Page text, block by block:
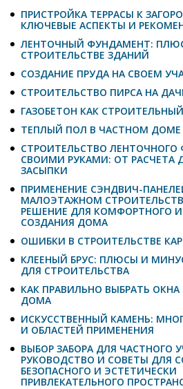
ПРИСТРОЙКА ТЕРРАСЫ К
КЛЮЧЕВЫЕ АСПЕКТЫ И
ЛЕНТОЧНЫЙ ФУНДАМЕНТ:
СТРОИТЕЛЬСТВЕ ЗДАНИЙ
СОЗДАНИЕ ПРУДА НА СВОЕМ
СТРОИТЕЛЬСТВО ПИРСА НА
ГАЗОБЕТОН КАК
ТЕПЛЫЙ ПОЛ В ЧАСТНОМ ДОМЕ
СТРОИТЕЛЬСТВО
СВОИМИ РУКАМИ: ОТ РАСЧЕТА
ЗАСЫПКИ
ПРИМЕНЕНИЕ СЭНДВИЧ-
МАЛОЭТАЖНОМ
РЕШЕНИЕ ДЛЯ КОМФОРТНОГО И
СОЗДАНИЯ ДОМА
ОШИБКИ В СТРОИТЕЛЬСТВЕ
КЛЕЕНЫЙ БРУС: ПЛЮСЫ И
ДЛЯ СТРОИТЕЛЬСТВА
КАК ПРАВИЛЬНО ВЫБРАТЬ
ДОМА
ИСКУССТВЕННЫЙ КАМЕНЬ:
И ОБЛАСТЕЙ ПРИМЕНЕНИЯ
ВЫБОР ЗАБОРА ДЛЯ ЧАСТНОГО
РУКОВОДСТВО И СОВЕТЫ ДЛЯ
БЕЗОПАСНОГО И ЭСТЕТИЧЕСКИ
ПРИВЛЕКАТЕЛЬНОГО